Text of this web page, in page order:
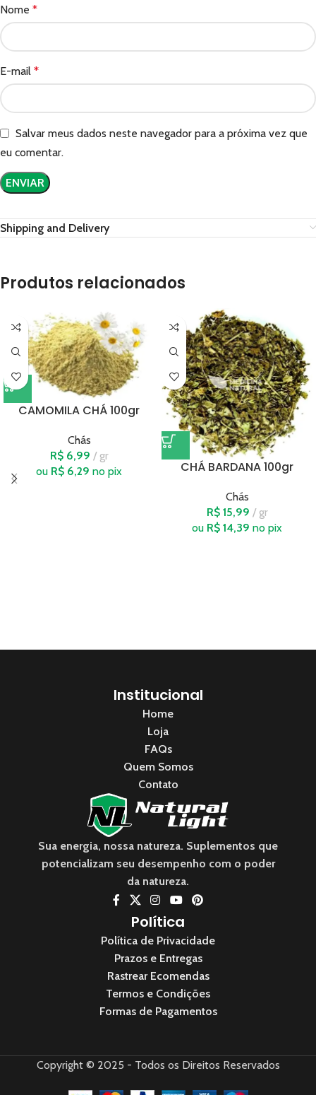
Nome *
E-mail *
Salvar meus dados neste navegador para a próxima vez que
eu comentar.
Shipping and Delivery
Produtos relacionados
CAMOMILA CHÁ 100gr
Chás
R$6,99
gr
ou R$ 6,29 no pix CHÁ BARDANA 100gr
Chás
R$15,99
gr
ou R$ 14,39 no pix
Institucional
Home
Loja
FAQs
Quem Somos
Contato
Sua energia, nossa natureza. Suplementos que
potencializam seu desempenho com o poder
da natureza.
Política
Política de Privacidade
Prazos e Entregas
Rastrear Ecomendas
Termos e Condições
Formas de Pagamentos
Copyright © 2025 - Todos os Direitos Reservados